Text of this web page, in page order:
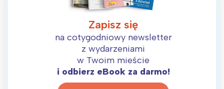
Zapisz się
na cotygodniowy newsletter
z wydarzeniami
w Twoim mieście
i odbierz eBook za darmo!
Interesują mnie wydarzenia z
tego regionu: